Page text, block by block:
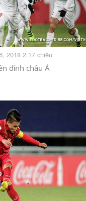
2018 2:17 chiều
đỉnh châu Á